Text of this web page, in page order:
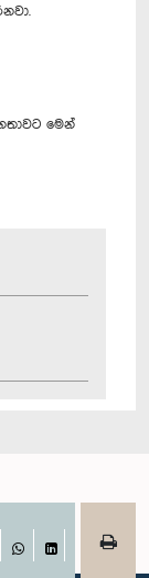
මෙන්
WhatsAppLinkedIn